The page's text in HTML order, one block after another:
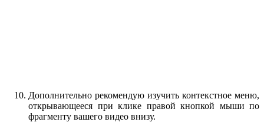
Дополнительно рекомендую изучить контекстное меню,
открывающееся при клике правой кнопкой мыши по
фрагменту вашего видео внизу.